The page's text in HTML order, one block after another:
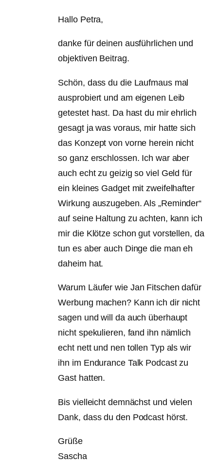
Hallo Petra,
danke für deinen ausführlichen und
objektiven Beitrag.
Schön, dass du die Laufmaus mal
ausprobiert und am eigenen Leib
getestet hast. Da hast du mir ehrlich
gesagt ja was voraus, mir hatte sich
das Konzept von vorne herein nicht
so ganz erschlossen. Ich war aber
auch echt zu geizig so viel Geld für
ein kleines Gadget mit zweifelhafter
Wirkung auszugeben. Als „Reminder“
auf seine Haltung zu achten, kann ich
mir die Klötze schon gut vorstellen, da
tun es aber auch Dinge die man eh
daheim hat.
Warum Läufer wie Jan Fitschen dafür
Werbung machen? Kann ich dir nicht
sagen und will da auch überhaupt
nicht spekulieren, fand ihn nämlich
echt nett und nen tollen Typ als wir
ihn im Endurance Talk Podcast zu
Gast hatten.
Bis vielleicht demnächst und vielen
Dank, dass du den Podcast hörst.
Grüße
Sascha